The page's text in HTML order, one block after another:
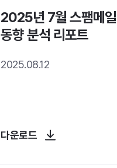
2025년 7월 스팸메일
동향 분석 리포트
2025.08.12
다운로드